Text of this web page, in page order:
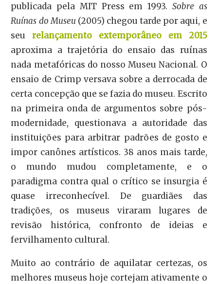
publicada pela MIT Press em 1993. Sobre as
Ruínas do Museu (2005) chegou tarde por aqui, e
seurelançamento extemporâneo em 2015
aproxima a trajetória do ensaio das ruínas
nada metafóricas do nosso Museu Nacional. O
ensaio de Crimp versava sobre a derrocada de
certa concepção que se fazia do museu. Escrito
na primeira onda de argumentos sobre pós-
modernidade, questionava a autoridade das
instituições para arbitrar padrões de gosto e
impor canônes artísticos. 38 anos mais tarde,
o mundo mudou completamente, e o
paradigma contra qual o crítico se insurgia é
quase irreconhecível. De guardiães das
tradições, os museus viraram lugares de
revisão histórica, confronto de ideias e
fervilhamento cultural.
Muito ao contrário de aquilatar certezas, os
melhores museus hoje cortejam ativamente o